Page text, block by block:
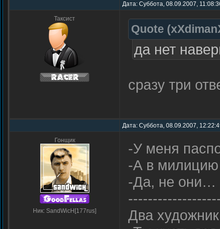
Дата: Суббота, 08.09.2007,
Таксист
Quote (
да нет
сразу три
Дата: Суббота, 08.09.2007,
Гонщик
Ник: SandWicH[177rus]
-У меня
-А в
-Да, не они…
Два